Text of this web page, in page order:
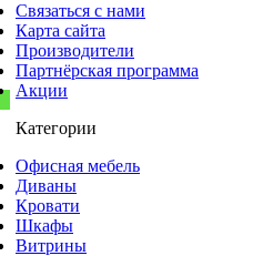
Связаться с нами
Карта сайта
Производители
Партнёрская программа
Акции
Категории
Офисная мебель
Диваны
Кровати
Шкафы
Витрины